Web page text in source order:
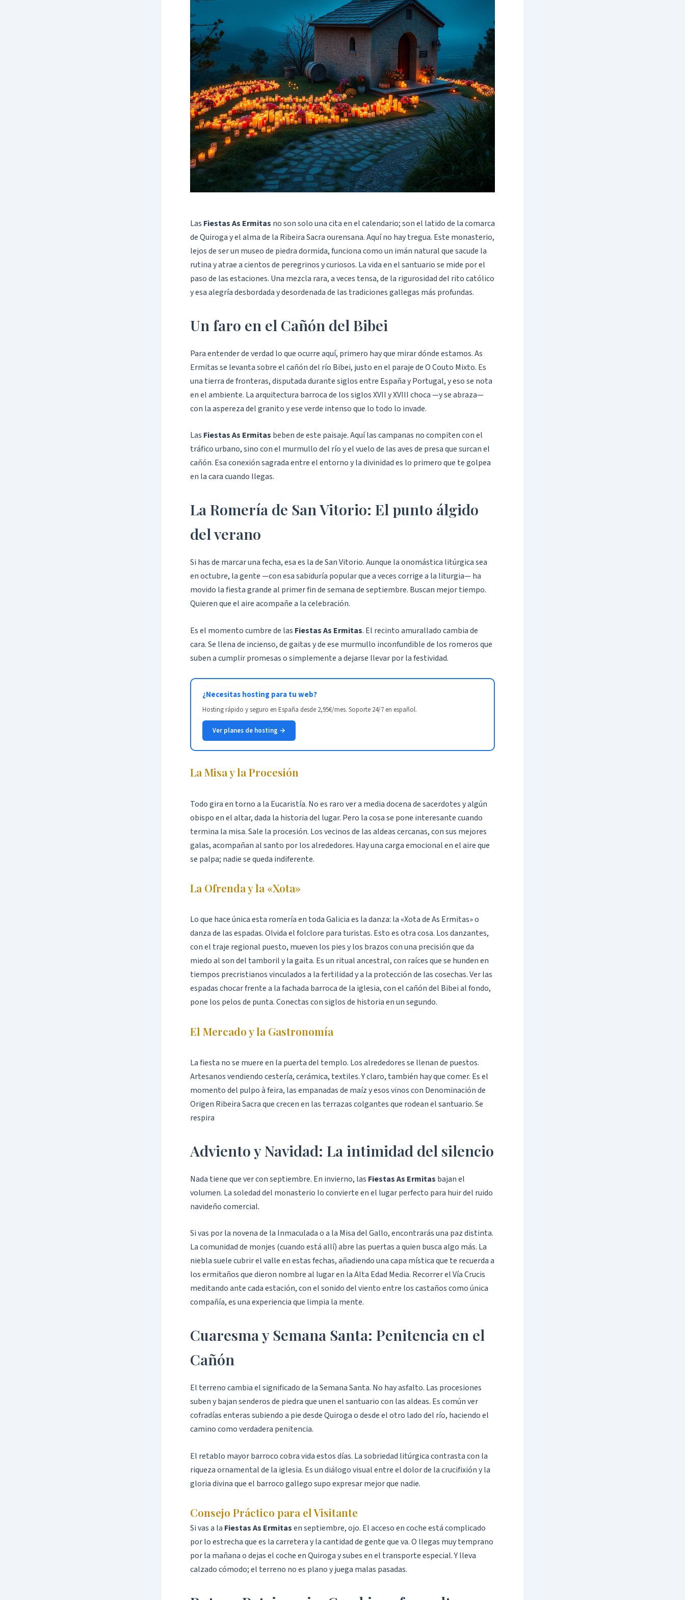
Las Fiestas As Ermitas no son solo una cita en el calendario; son el latido de la comarca
de Quiroga y el alma de la Ribeira Sacra ourensana. Aquí no hay tregua. Este monasterio,
lejos de ser un museo de piedra dormida, funciona como un imán natural que sacude la
rutina y atrae a cientos de peregrinos y curiosos. La vida en el santuario se mide por el
paso de las estaciones. Una mezcla rara, a veces tensa, de la rigurosidad del rito católico
y esa alegría desbordada y desordenada de las tradiciones gallegas más profundas.
Un faro en el Cañón del Bibei
Para entender de verdad lo que ocurre aquí, primero hay que mirar dónde estamos. As
Ermitas se levanta sobre el cañón del río Bibei, justo en el paraje de O Couto Mixto. Es
una tierra de fronteras, disputada durante siglos entre España y Portugal, y eso se nota
en el ambiente. La arquitectura barroca de los siglos XVII y XVIII choca —y se abraza—
con la aspereza del granito y ese verde intenso que lo todo lo invade.
Las Fiestas As Ermitas beben de este paisaje. Aquí las campanas no compiten con el
tráfico urbano, sino con el murmullo del río y el vuelo de las aves de presa que surcan el
cañón. Esa conexión sagrada entre el entorno y la divinidad es lo primero que te golpea
en la cara cuando llegas.
La Romería de San Vitorio: El punto álgido
del verano
Si has de marcar una fecha, esa es la de San Vitorio. Aunque la onomástica litúrgica sea
en octubre, la gente —con esa sabiduría popular que a veces corrige a la liturgia— ha
movido la fiesta grande al primer fin de semana de septiembre. Buscan mejor tiempo.
Quieren que el aire acompañe a la celebración.
Es el momento cumbre de las Fiestas As Ermitas. El recinto amurallado cambia de
cara. Se llena de incienso, de gaitas y de ese murmullo inconfundible de los romeros que
suben a cumplir promesas o simplemente a dejarse llevar por la festividad.
¿Necesitas hosting para tu web?
Hosting rápido y seguro en España desde 2,95€/mes. Soporte 24/7 en español.
Ver planes de hosting →
La Misa y la Procesión
Todo gira en torno a la Eucaristía. No es raro ver a media docena de sacerdotes y algún
obispo en el altar, dada la historia del lugar. Pero la cosa se pone interesante cuando
termina la misa. Sale la procesión. Los vecinos de las aldeas cercanas, con sus mejores
galas, acompañan al santo por los alrededores. Hay una carga emocional en el aire que
se palpa; nadie se queda indiferente.
La Ofrenda y la «Xota»
Lo que hace única esta romería en toda Galicia es la danza: la «Xota de As Ermitas» o
danza de las espadas. Olvida el folclore para turistas. Esto es otra cosa. Los danzantes,
con el traje regional puesto, mueven los pies y los brazos con una precisión que da
miedo al son del tamboril y la gaita. Es un ritual ancestral, con raíces que se hunden en
tiempos precristianos vinculados a la fertilidad y a la protección de las cosechas. Ver las
espadas chocar frente a la fachada barroca de la iglesia, con el cañón del Bibei al fondo,
pone los pelos de punta. Conectas con siglos de historia en un segundo.
El Mercado y la Gastronomía
La fiesta no se muere en la puerta del templo. Los alrededores se llenan de puestos.
Artesanos vendiendo cestería, cerámica, textiles. Y claro, también hay que comer. Es el
momento del pulpo à feira, las empanadas de maíz y esos vinos con Denominación de
Origen Ribeira Sacra que crecen en las terrazas colgantes que rodean el santuario. Se
respira
Adviento y Navidad: La intimidad del silencio
Nada tiene que ver con septiembre. En invierno, las Fiestas As Ermitas bajan el
volumen. La soledad del monasterio lo convierte en el lugar perfecto para huir del ruido
navideño comercial.
Si vas por la novena de la Inmaculada o a la Misa del Gallo, encontrarás una paz distinta.
La comunidad de monjes (cuando está allí) abre las puertas a quien busca algo más. La
niebla suele cubrir el valle en estas fechas, añadiendo una capa mística que te recuerda a
los ermitaños que dieron nombre al lugar en la Alta Edad Media. Recorrer el Vía Crucis
meditando ante cada estación, con el sonido del viento entre los castaños como única
compañía, es una experiencia que limpia la mente.
Cuaresma y Semana Santa: Penitencia en el
Cañón
El terreno cambia el significado de la Semana Santa. No hay asfalto. Las procesiones
suben y bajan senderos de piedra que unen el santuario con las aldeas. Es común ver
cofradías enteras subiendo a pie desde Quiroga o desde el otro lado del río, haciendo el
camino como verdadera penitencia.
El retablo mayor barroco cobra vida estos días. La sobriedad litúrgica contrasta con la
riqueza ornamental de la iglesia. Es un diálogo visual entre el dolor de la crucifixión y la
gloria divina que el barroco gallego supo expresar mejor que nadie.
Consejo Práctico para el Visitante
Si vas a la Fiestas As Ermitasen septiembre, ojo. El acceso en coche está complicado
por lo estrecha que es la carretera y la cantidad de gente que va. O llegas muy temprano
por la mañana o dejas el coche en Quiroga y subes en el transporte especial. Y lleva
calzado cómodo; el terreno no es plano y juega malas pasadas.